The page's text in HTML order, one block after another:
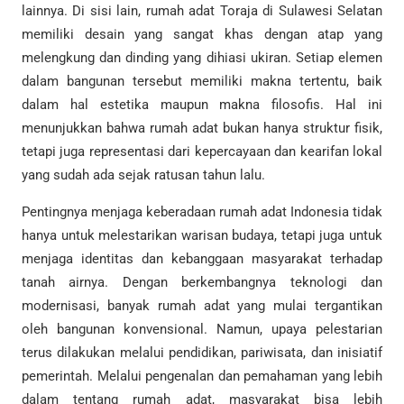
lainnya. Di sisi lain, rumah adat Toraja di Sulawesi Selatan
memiliki desain yang sangat khas dengan atap yang
melengkung dan dinding yang dihiasi ukiran. Setiap elemen
dalam bangunan tersebut memiliki makna tertentu, baik
dalam hal estetika maupun makna filosofis. Hal ini
menunjukkan bahwa rumah adat bukan hanya struktur fisik,
tetapi juga representasi dari kepercayaan dan kearifan lokal
yang sudah ada sejak ratusan tahun lalu.
Pentingnya menjaga keberadaan rumah adat Indonesia tidak
hanya untuk melestarikan warisan budaya, tetapi juga untuk
menjaga identitas dan kebanggaan masyarakat terhadap
tanah airnya. Dengan berkembangnya teknologi dan
modernisasi, banyak rumah adat yang mulai tergantikan
oleh bangunan konvensional. Namun, upaya pelestarian
terus dilakukan melalui pendidikan, pariwisata, dan inisiatif
pemerintah. Melalui pengenalan dan pemahaman yang lebih
dalam tentang rumah adat, masyarakat bisa lebih